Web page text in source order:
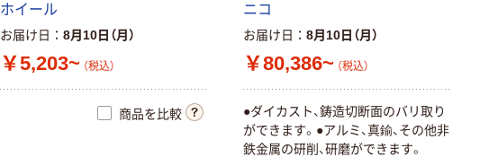
ホイール
お届け日 8月10日（月）
￥5,203~ （税込）
商品を比較
ニコ
お届け日 8月10日（月）
￥80,386~ （税込）
●ダイカスト、鋳造切断面のバリ取り
ができます。●アルミ、真鍮、その他非
鉄金属の研削、研磨ができます。